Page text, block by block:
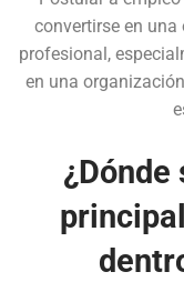
convertirse en
profesional,
en una